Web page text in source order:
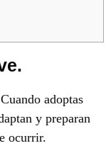
adoptas
y preparan
ocurrir.